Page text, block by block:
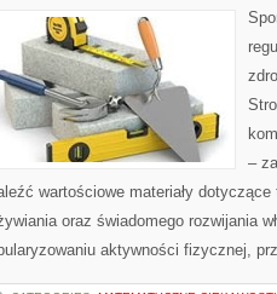
–
wartościowe materiały
oraz świadomego rozwijania
aktywności fizycznej,